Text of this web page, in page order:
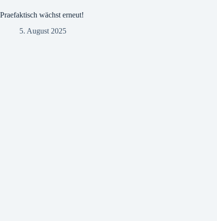
Praefaktisch wächst erneut!
5. August 2025